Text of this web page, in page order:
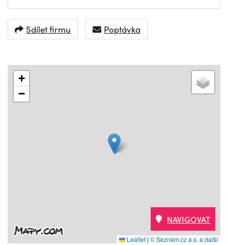
Sdílet firmu Poptávka
+
−
Leaflet | © Seznam.cz a.s. a další
NAVIGOVAT